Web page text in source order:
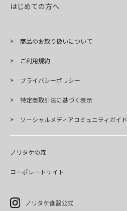
はじめての方へ
商品のお取り扱いについて
ご利用規約
プライバシーポリシー
特定商取引法に基づく表示
ソーシャルメディアコミュニティガイ
ノリタケの森
コーポレートサイト
ノリタケ食器公式